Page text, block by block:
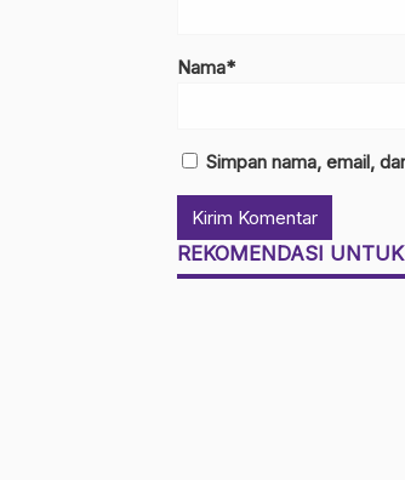
Nama*
Simpan nama, email,
REKOMENDASI